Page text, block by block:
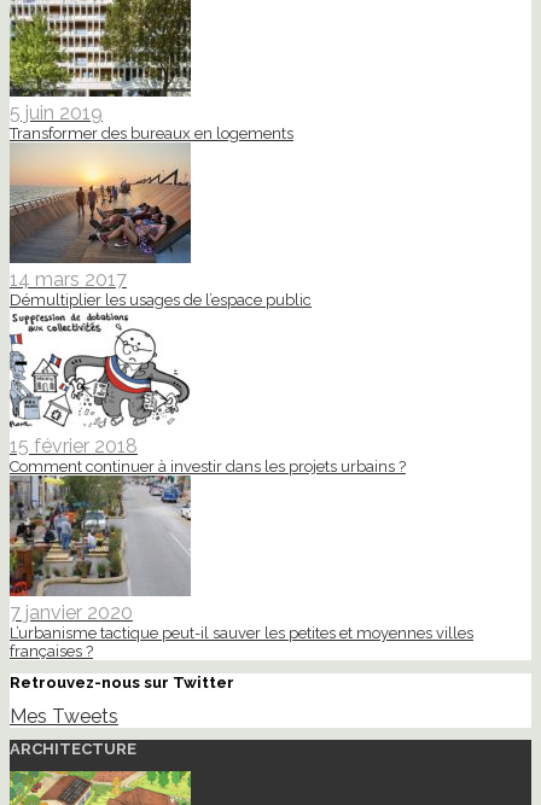
5 juin 2019
Transformer des bureaux en logements
14 mars 2017
Démultiplier les usages de l’espace public
15 février 2018
Comment continuer à investir dans les projets urbains ?
7 janvier 2020
L’urbanisme tactique peut-il sauver les petites et moyennes villes
françaises ?
Retrouvez-nous sur Twitter
Mes Tweets
ARCHITECTURE